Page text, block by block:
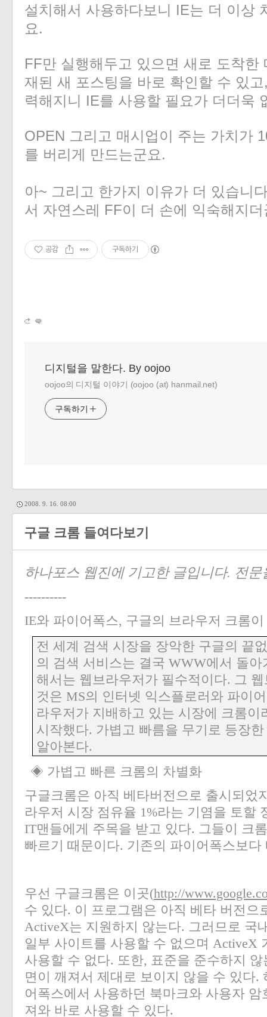
설치해서 사용하다보니 IE는 더 이상
요.
FF만 실행해두고 있으면 새로 도착한
재된 새 포스팅을 바로 확인할 수 있
력해지니 IE를 사용할 필요가 더더욱
OPEN 그리고 매시업이 주는 가치가
를 버리게 만드는군요.
아~ 그리고 한가지 이유가 더 있습니
서 자연스레 FF이 더 손에 익숙해지더
공감 구독하기
디지털을 말한다. By oojoo
oojoo의 디지털 이야기 (oojoo (at) hanmail.net)
구독하기
2008. 9. 16. 08:00
구글 크롬 들여다보기
하나포스 웹진에 기고한 글입니다. 전
----------
IE와 파이어폭스, 구글의 브라우저 크롬
전 세계 검색 시장을 장악한 구글의 끝
의 검색 서비스는 결국 WWW에서 돌아
해서는 웹브라우저가 필수적이다. 그
것은 MS의 인터넷 익스플로러와 파이
라우저가 지배하고 있는 시장에 크롬이
시작했다. 가볍고 빠름을 무기로 등장
알아본다.
◈ 가볍고 빠른 크롬의 차별화
구글크롬은 아직 베타버전으로 출시되었
라우저 시장 점유율 1%라는 기염을 토할
IT맨들에게 주목을 받고 있다. 그들이 크
빠르기 때문이다. 기존의 파이어폭스보다
우선 구글크롬은 이곳(http://
수 있다. 이 프로그램은 아직 베타 버전으
ActiveX는 지원하지 않는다. 그러므로 국
일부 사이트를 사용할 수 없으며 ActiveX
사용할 수 없다. 또한, 표준을 준수하지
면이 깨져서 제대로 보이지 않을 수 있다.
어폭스에서 사용하던 북마크와 사용자
져와 바로 사용할 수 있다.
»